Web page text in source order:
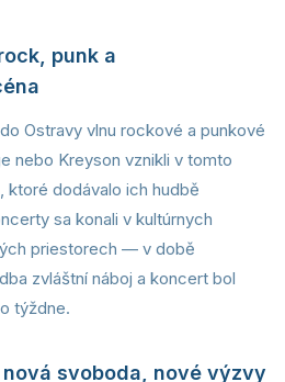
punk a
Ostravy vlnu rockové a punkové
nebo Kreyson vznikli v tomto
dodávalo ich hudbě
sa konali v kultúrnych
priestorech — v době
zvláštní náboj a koncert bol
týždne.
svoboda, nové výzvy